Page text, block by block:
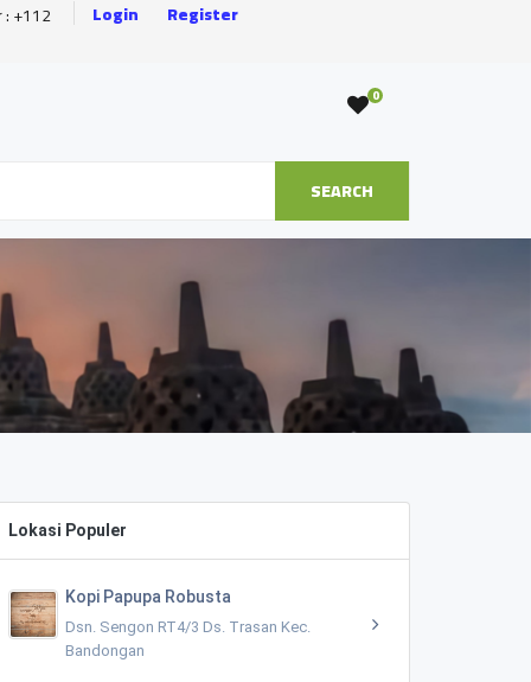
: +112 Login Register
0
SEARCH
Lokasi Populer
Kopi Papupa Robusta
Dsn. Sengon RT4/3 Ds. Trasan Kec.
Bandongan